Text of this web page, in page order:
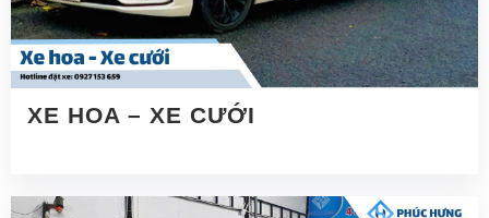
XE HOA – XE CƯỚI